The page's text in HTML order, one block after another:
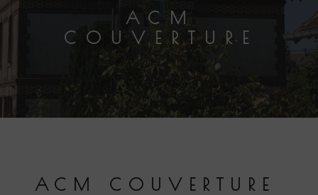
ACM
COUVERTURE
ACM COUVERTURE